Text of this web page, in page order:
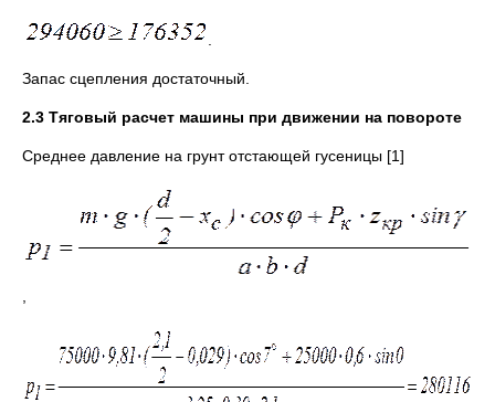
Запас сцепления достаточный.
2.3 Тяговый расчет машины при движении на повороте
Среднее давление на грунт отстающей гусеницы [1]